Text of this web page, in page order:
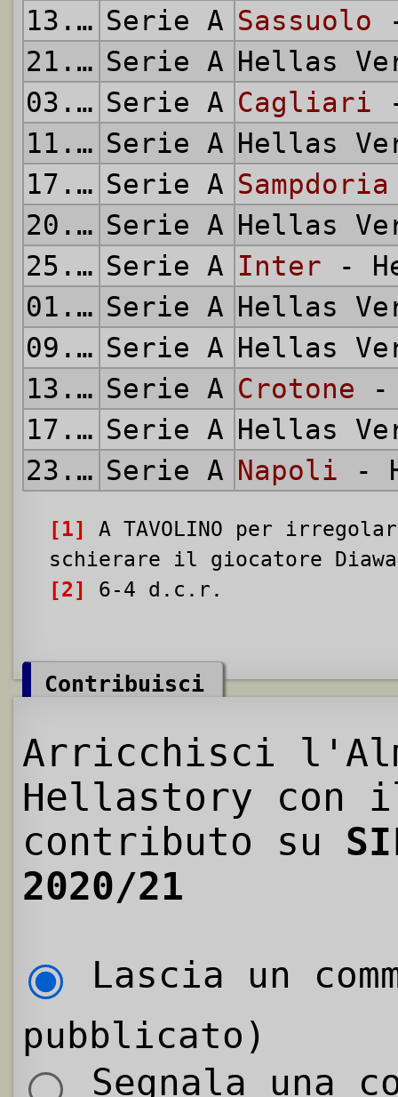
13.03.2021 Serie A Sassuolo
21.03.2021 Serie A Hellas
03.04.2021 Serie A Cagliari
11.04.2021 Serie A Hellas
17.04.2021 Serie A Sampdoria
20.04.2021 Serie A Hellas
25.04.2021 Serie A Inter -
01.05.2021 Serie A Hellas
09.05.2021 Serie A Hellas
13.05.2021 Serie A Crotone -
17.05.2021 Serie A Hellas
23.05.2021 Serie A Napoli -
[1]
A TAVOLINO per
schierare il giocatore
[2]
6-4 d.c.r.
Contribuisci
Arricchisci
Hellastory con
contributo su
2020/21
Lascia un
pubblicato)
Segnala una